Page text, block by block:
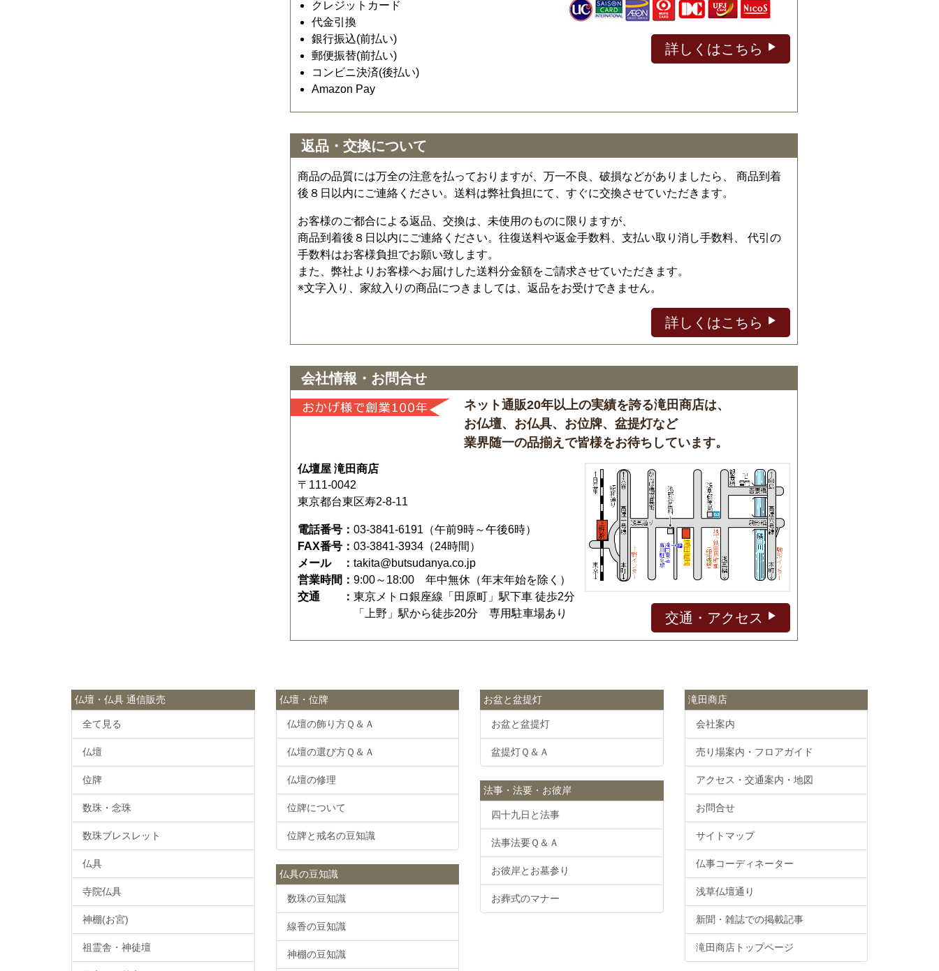
クレジットカード
代金引換
銀行振込(前払い)
郵便振替(前払い)
コンビニ決済(後払い)
Amazon Pay
詳しくはこちら
返品・交換について
商品の品質には万全の注意を払っておりますが、万一不良、破損などがありましたら、 商品到着
後８日以内にご連絡ください。送料は弊社負担にて、すぐに交換させていただきます。
お客様のご都合による返品、交換は、未使用のものに限りますが、
商品到着後８日以内にご連絡ください。往復送料や返金手数料、支払い取り消し手数料、 代引の
手数料はお客様負担でお願い致します。
また、弊社よりお客様へお届けした送料分金額をご請求させていただきます。
※文字入り、家紋入りの商品につきましては、返品をお受けできません。
詳しくはこちら
会社情報・お問合せ
ネット通販20年以上の実績を誇る滝田商店は、
お仏壇、お仏具、お位牌、盆提灯など
業界随一の品揃えで皆様をお待ちしています。
仏壇屋 滝田商店
〒111-0042
東京都台東区寿2-8-11
電話番号： 03-3841-6191 （午前9時～午後6時）
FAX番号： 03-3841-3934（24時間）
メール ： takita@butsudanya.co.jp
営業時間： 9:00～18:00 年中無休（年末年始を除く）
交通 ： 東京メトロ銀座線「田原町」駅下車 徒歩2分
「上野」駅から徒歩20分 専用駐車場あり
交通・アクセス
仏壇・仏具 通信販売
全て見る
仏壇
位牌
数珠・念珠
数珠ブレスレット
仏具
寺院仏具
神棚(お宮)
祖霊舎・神徒壇
仏壇・位牌
仏壇の飾り方Ｑ＆Ａ
仏壇の選び方Ｑ＆Ａ
仏壇の修理
位牌について
位牌と戒名の豆知識
仏具の豆知識
数珠の豆知識
線香の豆知識
神棚の豆知識
お盆と盆提灯
お盆と盆提灯
盆提灯Ｑ＆Ａ
法事・法要・お彼岸
四十九日と法事
法事法要Ｑ＆Ａ
お彼岸とお墓参り
お葬式のマナー
滝田商店
会社案内
売り場案内・フロアガイド
アクセス・交通案内・地図
お問合せ
サイトマップ
仏事コーディネーター
浅草仏壇通り
新聞・雑誌での掲載記事
滝田商店トップページ